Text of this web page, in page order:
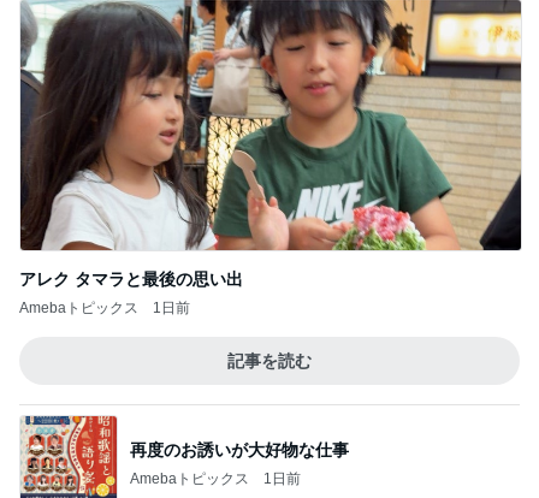
アレク タマラと最後の思い出
Amebaトピックス 1日前
記事を読む
再度のお誘いが大好物な仕事
Amebaトピックス 1日前
Amebaトピックス 1日前
久しぶりのゆっくり過ごす家族時間
Amebaトピックス 1日前